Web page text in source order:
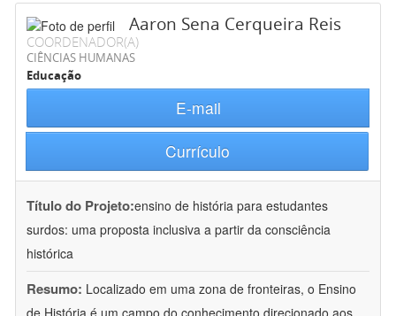
Aaron Sena Cerqueira Reis
COORDENADOR(A)
CIÊNCIAS HUMANAS
Educação
E-mail
Currículo
Título do Projeto:ensino de história para estudantes
surdos: uma proposta inclusiva a partir da consciência
histórica
Resumo: Localizado em uma zona de fronteiras, o Ensino